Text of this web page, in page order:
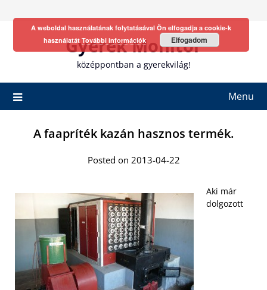
Gyerek Monitor
középpontban a gyerekvilág!
Menu
A faapríték kazán hasznos termék.
Posted on 2013-04-22
Aki már
dolgozott
A weboldal használatának folytatásával Ön elfogadja a cookie-k
használatát További információk Elfogadom